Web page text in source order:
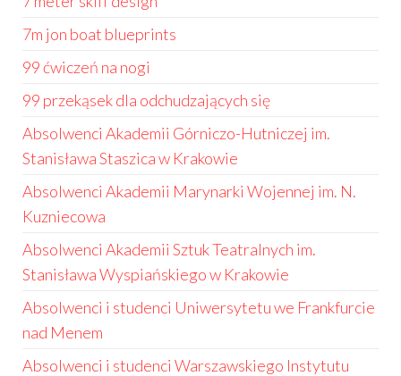
7m jon boat blueprints
99 ćwiczeń na nogi
99 przekąsek dla odchudzających się
Absolwenci Akademii Górniczo-Hutniczej im.
Stanisława Staszica w Krakowie
Absolwenci Akademii Marynarki Wojennej im. N.
Kuzniecowa
Absolwenci Akademii Sztuk Teatralnych im.
Stanisława Wyspiańskiego w Krakowie
Absolwenci i studenci Uniwersytetu we Frankfurcie
nad Menem
Absolwenci i studenci Warszawskiego Instytutu